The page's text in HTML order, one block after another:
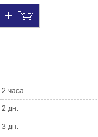
2 часа
2 дн.
3 дн.